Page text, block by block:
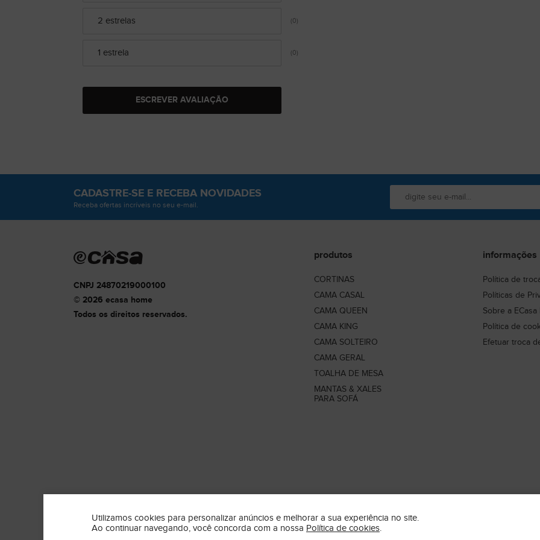
2 estrelas (0)
1 estrela (0)
ESCREVER AVALIAÇÃO
CADASTRE-SE E RECEBA NOVIDADES
Receba ofertas incríveis no seu e-mail.
CNPJ 24870219000100
© 2026 ecasa home
Todos os direitos reservados.
produtos
CORTINAS
CAMA CASAL
CAMA QUEEN
CAMA KING
CAMA SOLTEIRO
CAMA GERAL
TOALHA DE MESA
MANTAS & XALES
PARA SOFÁ
informações
Política de
Políticas de
Sobre a ECasa
Política de
Efetuar troca
Utilizamos cookies para personalizar anúncios e melhorar a sua experiência no site.
Ao continuar navegando, você concorda com a nossa Política de cookies